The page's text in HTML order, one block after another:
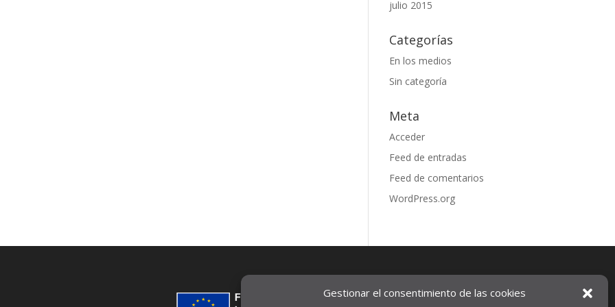
Gestionar el consentimiento de las cookies
julio 2015
Categorías
En los medios
Sin categoría
Meta
Acceder
Feed de entradas
Feed de comentarios
WordPress.org
Aviso legal